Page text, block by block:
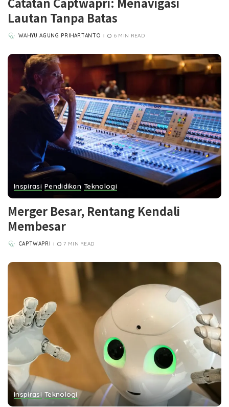
Lautan Tanpa Batas
POSTED
WAHYU AGUNG PRIHARTANTO 6 MIN READ
Inspirasi Pendidikan Teknologi
Merger Besar, Rentang Kendali
Membesar
POSTEDCAPTWAPRI 7 MIN READ
Inspirasi Teknologi